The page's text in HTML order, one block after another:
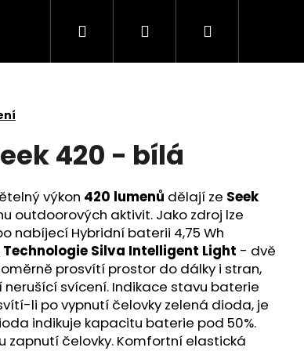
Hledat PřihlášeníNákupní
420 - bílá
výkon 420 lumenů dělají ze Seek
outdoorových aktivit. Jako zdroj lze
nabíjecí Hybridní baterii 4,75 Wh
Technologie Silva Intelligent Light - dvě
prosvítí prostor do dálky i stran,
svícení. Indikace stavu baterie
li po vypnutí čelovky zelená dioda, je
indikuje kapacitu baterie pod 50%.
čelovky. Komfortní elastická
Následující